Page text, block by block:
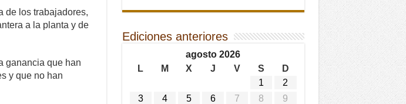
de los trabajadores,
a la planta y de
ganancia que han
y que no han
Ediciones anteriores
agosto 2026
L
M X J V S
D
1
2
3
4 5 6 7 8
9